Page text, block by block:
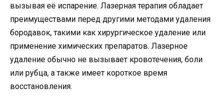
вызывая её испарение. Лазерная терапия обладает
преимуществами перед другими методами удаления
бородавок, такими как хирургическое удаление или
применение химических препаратов. Лазерное
удаление обычно не вызывает кровотечения, боли
или рубца, а также имеет короткое время
восстановления.